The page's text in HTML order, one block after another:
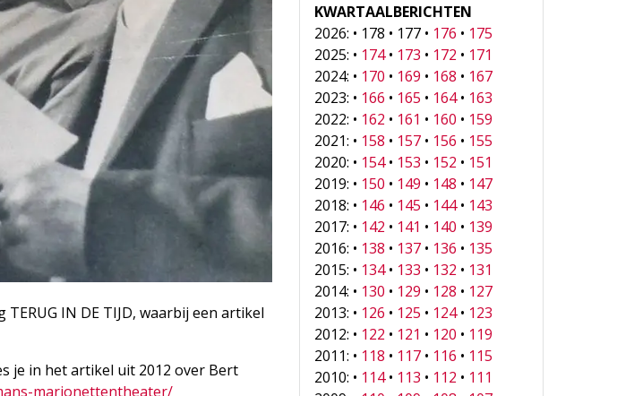
IN DE TIJD, waarbij een artikel
je in het artikel uit 2012 over Bert
marionettentheater/
KWARTAALBERICHTEN
2026: • 178 • 177 • 176 • 175
2025: • 174• 173 • 172 • 171
2024: • 170 • 169 • 168 • 167
2023: • 166 • 165 • 164• 163
2022: • 162 • 161 • 160 • 159
2021: • 158 • 157 • 156 • 155
2020: • 154• 153 • 152 • 151
2019: • 150 • 149 • 148 • 147
2018: • 146 • 145 • 144• 143
2017: • 142 • 141 • 140 • 139
2016: • 138 • 137 • 136 • 135
2015: • 134• 133 • 132 • 131
2014: • 130 • 129 • 128 • 127
2013: • 126 • 125 • 124• 123
2012: • 122 • 121 • 120 • 119
2011: • 118 • 117 • 116 • 115
2010: • 114• 113 • 112 • 111